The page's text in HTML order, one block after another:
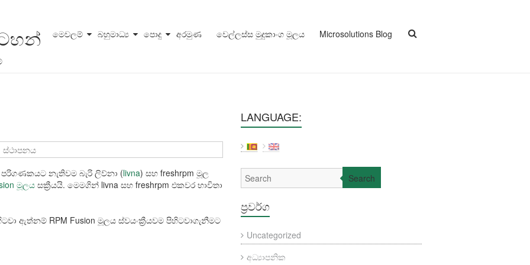
මෙවලම් බහුමාධ්‍ය පොදු අරමුණ වෙල්ලස්ස මුදුකාංග මූලය Microsolutions Blog
ස්ථාපනය
පරිගණකයට නැතිවම බැරි ලිව්නා (livna) සහ freshrpm මූල
මූලය සක්‍රීයයි. මෙමගින් livna සහ freshrpm එකවර භාවිතා
ඇත්නම් RPM Fusion මූලය ස්වයංක්‍රීයවම පිහිටවාගැනීමට
LANGUAGE:
Search
ප්‍රවර්ග
Uncategorized
අධ්‍යාපනික